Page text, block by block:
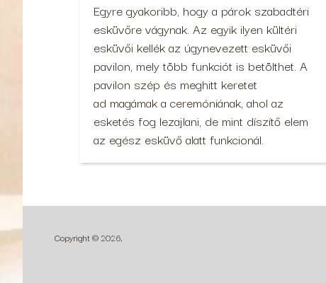
Egyre gyakoribb, hogy a párok szabadtéri
esküvőre vágynak. Az egyik ilyen kültéri
esküvői kellék az úgynevezett esküvői
pavilon, mely több funkciót is betölthet. A
pavilon szép és meghitt keretet
ad magámak a ceremóniának, ahol az
esketés fog lezajlani, de mint díszítő elem
az egész esküvő alatt funkcionál.
Copyright © 2026,